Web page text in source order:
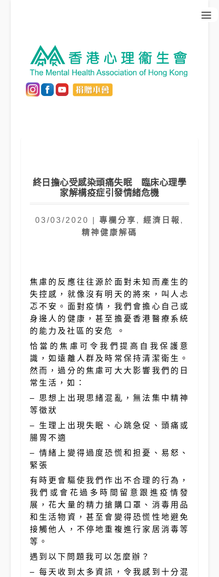
終日擔心受感染頭痛失眠 臨床心理學
家解構疫症引發情緒危機
03/03/2020 專欄分享 , 經濟日報 ,
精神健康解碼
焦慮的反應往往源於面對未知而產生的
失控感，就像沒有明天的將來，叫人忐
忑不安。面對疫情，我們會擔心自己或
身邊人的健康，甚至擔憂香港醫療系統
的能力及社區的安危 。
恰當的焦慮可令我們提高自我保護意
識，如遠離人群及時常保持清潔衛生。
然而，過分的焦慮可大大影響我們的日
常生活，如：
– 思想上出現思緒混亂，無法集中精神
等徵狀
– 生理上出現失眠、心跳急促、頭痛或
腸胃不適
– 情緒上變得過度恐慌和担憂、易怒、
緊張
有時更會驅使我們作出不合理的行為，
我們或會花過多時間留意跟進疫情發
展，花大量的精力搶購口罩、消毒用品
和生活物資，甚至會變得恐慌性地避免
接觸他人，不停地重複進行家居消毒等
等。
遇到以下問題我可以怎麼辦？
– 每天收到太多資訊，令我感到十分混